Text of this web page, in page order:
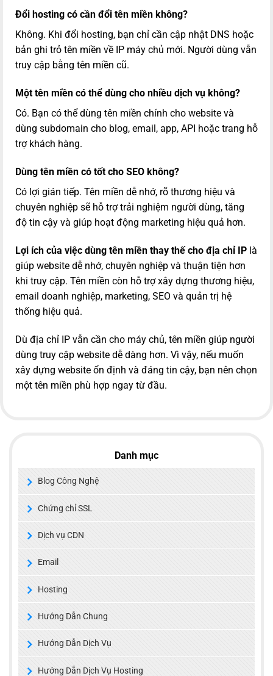
Đổi hosting có cần đổi tên miền không?
Không. Khi đổi hosting, bạn chỉ cần cập nhật DNS hoặc
bản ghi trỏ tên miền về IP máy chủ mới. Người dùng vẫn
truy cập bằng tên miền cũ.
Một tên miền có thể dùng cho nhiều dịch vụ không?
Có. Bạn có thể dùng tên miền chính cho website và
dùng subdomain cho blog, email, app, API hoặc trang hỗ
trợ khách hàng.
Dùng tên miền có tốt cho SEO không?
Có lợi gián tiếp. Tên miền dễ nhớ, rõ thương hiệu và
chuyên nghiệp sẽ hỗ trợ trải nghiệm người dùng, tăng
độ tin cậy và giúp hoạt động marketing hiệu quả hơn.
Lợi ích của việc dùng tên miền thay thế cho địa chỉ IP là
giúp website dễ nhớ, chuyên nghiệp và thuận tiện hơn
khi truy cập. Tên miền còn hỗ trợ xây dựng thương hiệu,
email doanh nghiệp, marketing, SEO và quản trị hệ
thống hiệu quả.
Dù địa chỉ IP vẫn cần cho máy chủ, tên miền giúp người
dùng truy cập website dễ dàng hơn. Vì vậy, nếu muốn
xây dựng website ổn định và đáng tin cậy, bạn nên chọn
một tên miền phù hợp ngay từ đầu.
Danh mục
Blog Công Nghệ
Chứng chỉ SSL
Dịch vụ CDN
Email
Hosting
Hướng Dẫn Chung
Hướng Dẫn Dịch Vụ
Hướng Dẫn Dịch Vụ Hosting